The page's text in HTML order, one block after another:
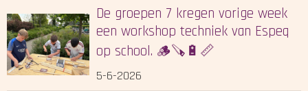
De groepen 7 kregen vorige week
een workshop techniek van Espeq
op school. 🪵🪚🔋📏
5-6-2026